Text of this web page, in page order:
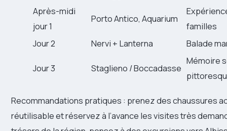
Après-midi
jour 1
Porto Antico, Aquarium
familles
Jour 2
Nervi + Lanterna Balade
Jour 3 Staglieno / Boccadasse
Mémoire
Recommandations pratiques : prenez des chaussures
réutilisable et réservez à l’avance les visites très